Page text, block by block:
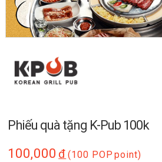
Phiếu quà tặng K-Pub 100k
100,000 đ (100 POP point)